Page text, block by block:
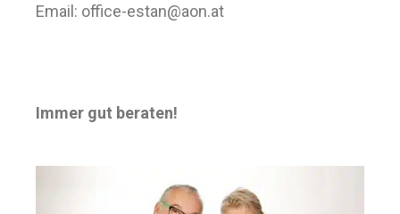
Email: office-estan@aon.at
Immer gut beraten!